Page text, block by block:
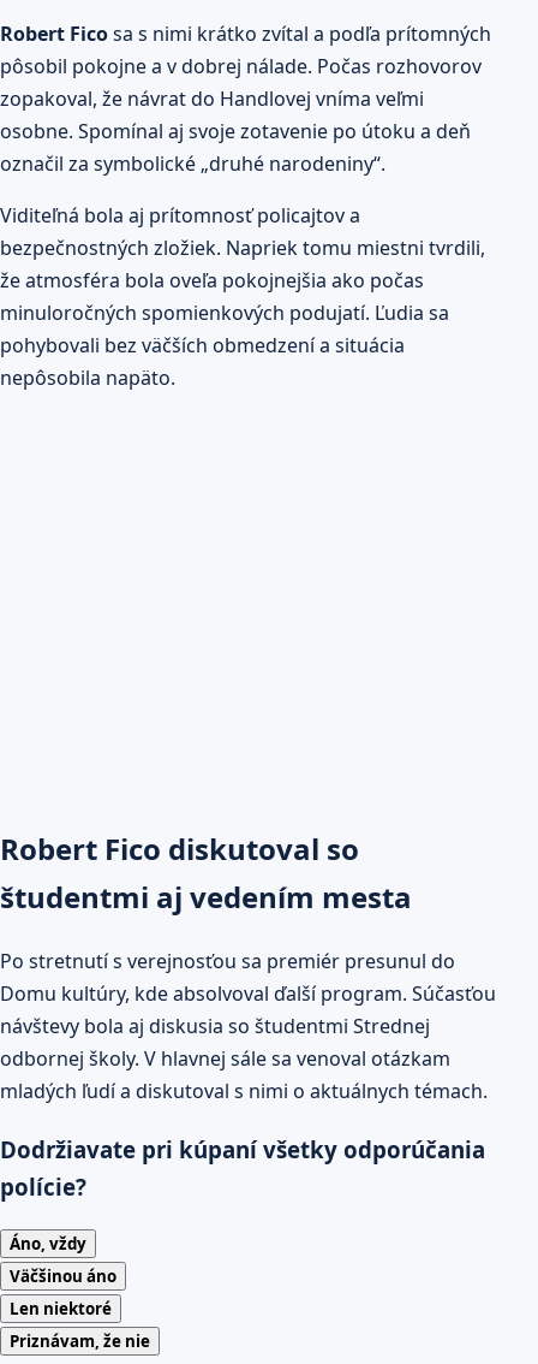
Robert Ficosa s nimi krátko zvítal a podľa prítomných
pôsobil pokojne a v dobrej nálade. Počas rozhovorov
zopakoval, že návrat do Handlovej vníma veľmi
osobne. Spomínal aj svoje zotavenie po útoku a deň
označil za symbolické „druhé narodeniny“.
Viditeľná bola aj prítomnosť policajtov a
bezpečnostných zložiek. Napriek tomu miestni tvrdili,
že atmosféra bola oveľa pokojnejšia ako počas
minuloročných spomienkových podujatí. Ľudia sa
pohybovali bez väčších obmedzení a situácia
nepôsobila napäto.
Robert Fico diskutoval so
študentmi aj vedením mesta
Po stretnutí s verejnosťou sa premiér presunul do
Domu kultúry, kde absolvoval ďalší program. Súčasťou
návštevy bola aj diskusia so študentmi Strednej
odbornej školy. V hlavnej sále sa venoval otázkam
mladých ľudí a diskutoval s nimi o aktuálnych témach.
Dodržiavate pri kúpaní všetky odporúčania
polície?
Áno, vždy
Väčšinou áno
Len niektoré
Priznávam, že nie